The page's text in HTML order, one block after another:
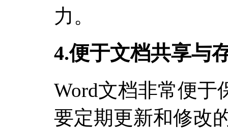
力。
4.便于文档共享与
Word文档非常便于
要定期更新和修改